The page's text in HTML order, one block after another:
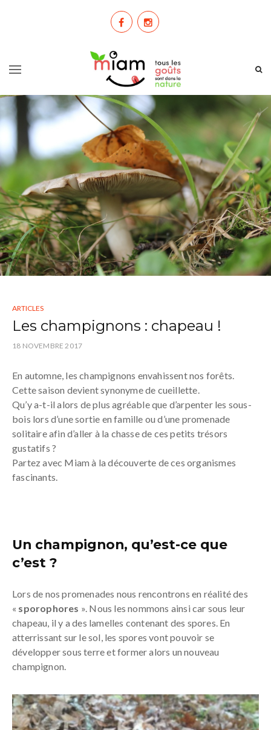
ARTICLES
Les champignons : chapeau !
18 NOVEMBRE 2017
En automne, les champignons envahissent nos forêts.
Cette saison devient synonyme de cueillette.
Qu’y a-t-il alors de plus agréable que d’arpenter les sous-
bois lors d’une sortie en famille ou d’une promenade
solitaire afin d’aller à la chasse de ces petits trésors
gustatifs ?
Partez avec Miam à la découverte de ces organismes
fascinants.
Un champignon, qu’est-ce que
c’est ?
Lors de nos promenades nous rencontrons en réalité des
« sporophores ». Nous les nommons ainsi car sous leur
chapeau, il y a des lamelles contenant des spores. En
atterrissant sur le sol, les spores vont pouvoir se
développer sous terre et former alors un nouveau
champignon.